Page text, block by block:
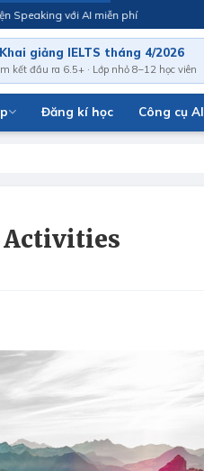
với AI miễn phí
Khai giảng IELTS tháng 4/2026
kết đầu ra 6.5+ · Lớp nhỏ 8–12 học viên
Đăng kí học Công cụ AI
Activities